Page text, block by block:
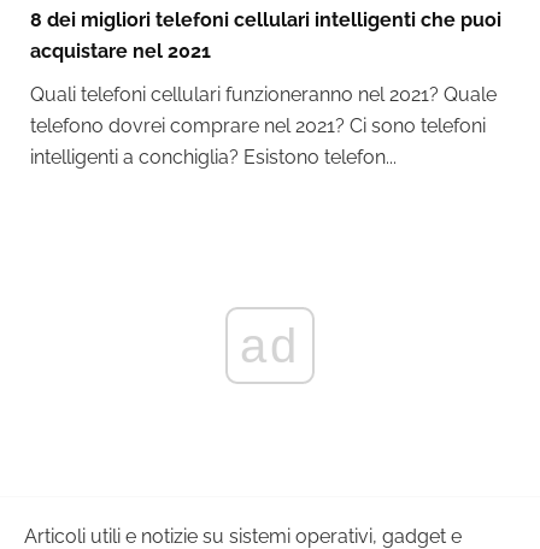
8 dei migliori telefoni cellulari intelligenti che puoi
acquistare nel 2021
Quali telefoni cellulari funzioneranno nel 2021? Quale
telefono dovrei comprare nel 2021? Ci sono telefoni
intelligenti a conchiglia? Esistono telefon...
ad
Articoli utili e notizie su sistemi operativi, gadget e